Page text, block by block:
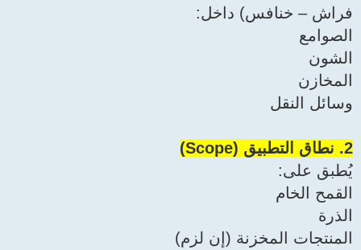
فراش – خنافس) داخل:
الصوامع
الشون
المخازن
وسائل النقل
2. نطاق التطبيق (Scope)
يُطبق على:
القمح الخام
الذرة
المنتجات المخزنة (إن لزم)